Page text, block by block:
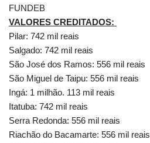
FUNDEB
VALORES CREDITADOS:
Pilar: 742 mil reais
Salgado: 742 mil reais
São José dos Ramos: 556 mil reais
São Miguel de Taipu: 556 mil reais
Ingá: 1 milhão. 113 mil reais
Itatuba: 742 mil reais
Serra Redonda: 556 mil reais
Riachão do Bacamarte: 556 mil reais